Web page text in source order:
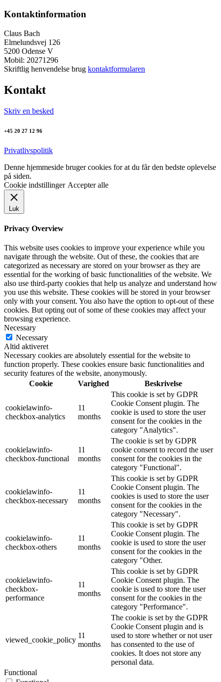
Kontaktinformation
Claus Bach
Elmelundsvej 126
5200 Odense V
Mobil: 20271296
Skriftlig henvendelse brug kontaktformularen
Kontakt
Skriv en besked
+45 20 27 12 96
Privatlivspolitik
Denne hjemmeside bruger cookies for at du får den bedste oplevelse
på siden.
Cookie indstillinger Accepter alle
Luk
Privacy Overview
This website uses cookies to improve your experience while you
navigate through the website. Out of these, the cookies that are
categorized as necessary are stored on your browser as they are
essential for the working of basic functionalities of the website. We
also use third-party cookies that help us analyze and understand how
you use this website. These cookies will be stored in your browser
only with your consent. You also have the option to opt-out of these
cookies. But opting out of some of these cookies may affect your
browsing experience.
Necessary
Necessary
Altid aktiveret
Necessary cookies are absolutely essential for the website to
function properly. These cookies ensure basic functionalities and
security features of the website, anonymously.
Cookie
Varighed Beskrivelse
cookielawinfo-
checkbox-analytics
11
months
This cookie is set by GDPR
Cookie Consent plugin. The
cookie is used to store the user
consent for the cookies in the
category "Analytics".
cookielawinfo-
checkbox-functional
11
months
The cookie is set by GDPR
cookie consent to record the user
consent for the cookies in the
category "Functional".
cookielawinfo-
checkbox-necessary
11
months
This cookie is set by GDPR
Cookie Consent plugin. The
cookies is used to store the user
consent for the cookies in the
category "Necessary".
cookielawinfo-
checkbox-others
11
months
This cookie is set by GDPR
Cookie Consent plugin. The
cookie is used to store the user
consent for the cookies in the
category "Other.
cookielawinfo-
checkbox-
performance
11
months
This cookie is set by GDPR
Cookie Consent plugin. The
cookie is used to store the user
consent for the cookies in the
category "Performance".
viewed_cookie_policy
11
months
The cookie is set by the GDPR
Cookie Consent plugin and is
used to store whether or not user
has consented to the use of
cookies. It does not store any
personal data.
Functional